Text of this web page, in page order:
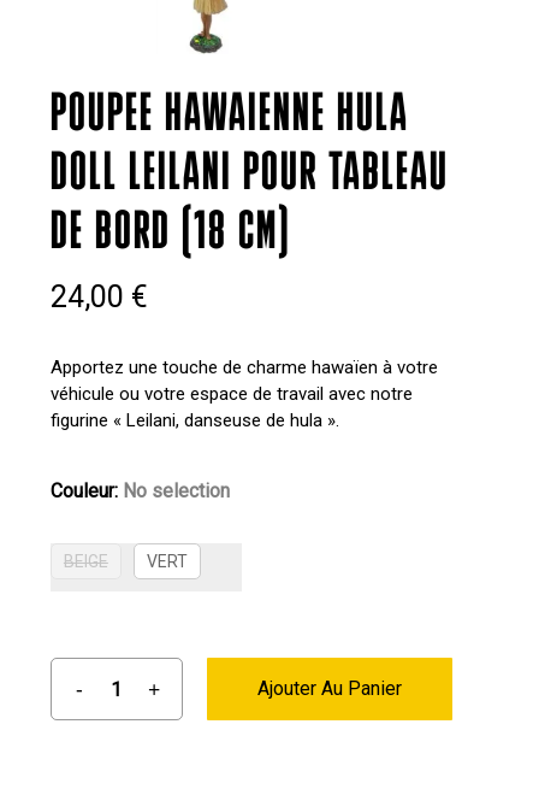
POUPEE HAWAIENNE HULA
DOLL LEILANI POUR TABLEAU
DE BORD (18 CM)
24,00 €
Apportez une touche de charme hawaïen à votre
véhicule ou votre espace de travail avec notre
figurine « Leilani, danseuse de hula ».
Couleur: No selection
BEIGE VERT
Ajouter Au Panier